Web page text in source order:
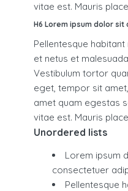
vitae est. Mauris
H6 Lorem ipsum dolor
Pellentesque
et netus et
Vestibulum tortor
eget, tempor sit
amet quam egestas
vitae est. Mauris
Unordered lists
Lorem ipsum
consectetuer
Pellentesque